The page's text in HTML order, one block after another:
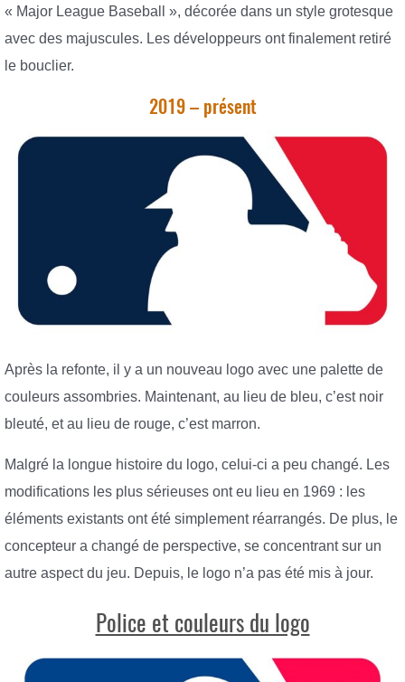
« Major League Baseball », décorée dans un style grotesque
avec des majuscules. Les développeurs ont finalement retiré
le bouclier.
2019 – présent
Après la refonte, il y a un nouveau logo avec une palette de
couleurs assombries. Maintenant, au lieu de bleu, c’est noir
bleuté, et au lieu de rouge, c’est marron.
Malgré la longue histoire du logo, celui-ci a peu changé. Les
modifications les plus sérieuses ont eu lieu en 1969 : les
éléments existants ont été simplement réarrangés. De plus, le
concepteur a changé de perspective, se concentrant sur un
autre aspect du jeu. Depuis, le logo n’a pas été mis à jour.
Police et couleurs du logo